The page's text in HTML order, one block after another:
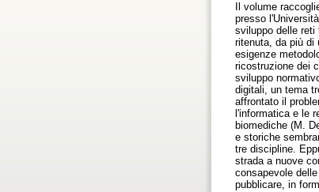
Il volume
presso
sviluppo delle reti
ritenuta, da più di
esigenze
ricostruzione dei
sviluppo
digitali, un tema
affrontato il
l'informatica e le
biomediche (M.
e storiche
tre discipline.
strada a nuove
consapevole
pubblicare, in